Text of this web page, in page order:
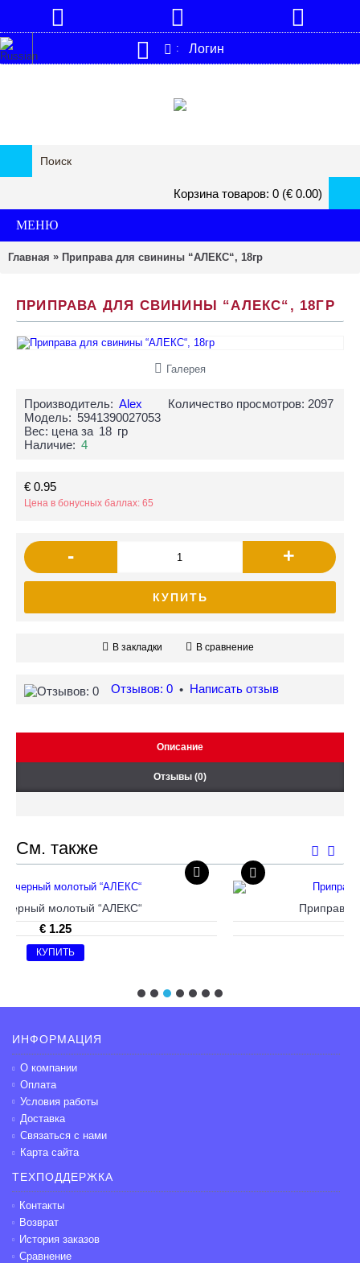
: Логин
Корзина товаров: 0 (€ 0.00)
МЕНЮ
Главная » Приправа для свинины “АЛЕКС“, 18гp
ПРИПРАВА ДЛЯ СВИНИНЫ “АЛЕКС“, 18ГP
Галерея
Количество просмотров: 2097
Производитель: Alex
Модель: 5941390027053
Вес: цена за 18 гр
Наличие: 4
€ 0.95
Цена в бонусных баллах: 65
- +
КУПИТЬ
В закладки В сравнение
Отзывов: 0 • Написать отзыв
Описание
Отзывы (0)
См. также
Приправа для курицы “АЛЕКС“,
ИНФОРМАЦИЯ
О компании
Оплата
Условия работы
Доставка
Связаться с нами
Карта сайта
ТЕХПОДДЕРЖКА
Контакты
Возврат
История заказов
Сравнение